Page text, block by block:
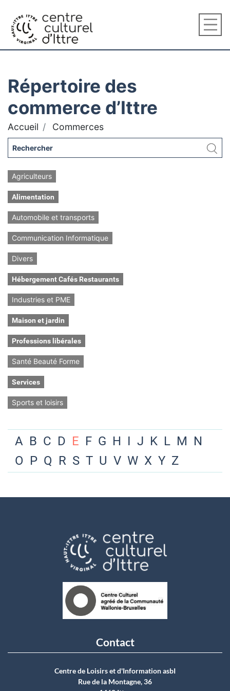
Répertoire des
commerce d’Ittre
Accueil Commerces
Agriculteurs
Alimentation
Automobile et transports
Communication Informatique
Divers
Hébergement Cafés Restaurants
Industries et PME
Maison et jardin
Professions libérales
Santé Beauté Forme
Services
Sports et loisirs
A B C D E F G H I J K L M N
O P Q R S T U V W X Y Z
Contact
Centre de Loisirs et d'Information asbI
Rue de la Montagne, 36